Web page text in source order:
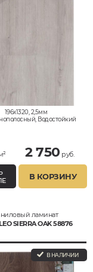
196x1320, 2,5мм
Водостойкий
2 750 руб.
В КОРЗИНУ
ламинат
SIERRA OAK 58876
В НАЛИЧИИ